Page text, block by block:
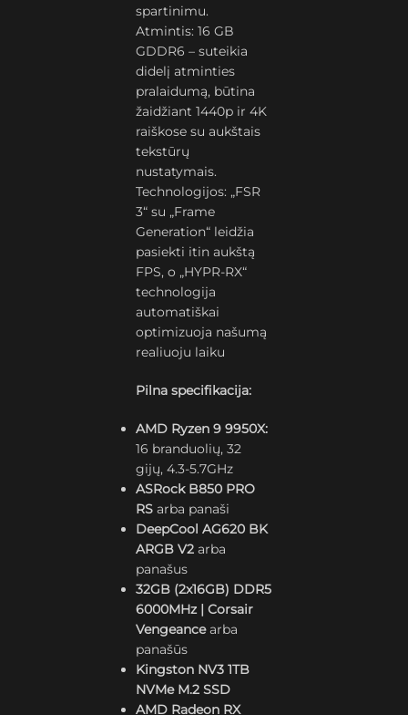
spartinimu.
Atmintis: 16 GB
GDDR6 – suteikia
didelį atminties
pralaidumą, būtina
žaidžiant 1440p ir 4K
raiškose su aukštais
tekstūrų
nustatymais.
Technologijos: „FSR
3“ su „Frame
Generation“ leidžia
pasiekti itin aukštą
FPS, o „HYPR-RX“
technologija
automatiškai
optimizuoja našumą
realiuoju laiku
Pilna specifikacija:
AMD Ryzen 9 9950X:
16 branduolių, 32
gijų, 4.3-5.7GHz
ASRock B850 PRO
RS arba panaši
DeepCool AG620 BK
ARGB V2 arba
panašus
32GB (2x16GB) DDR5
6000MHz | Corsair
Vengeancearba
panašūs
Kingston NV3 1TB
NVMe M.2 SSD
AMD Radeon RX